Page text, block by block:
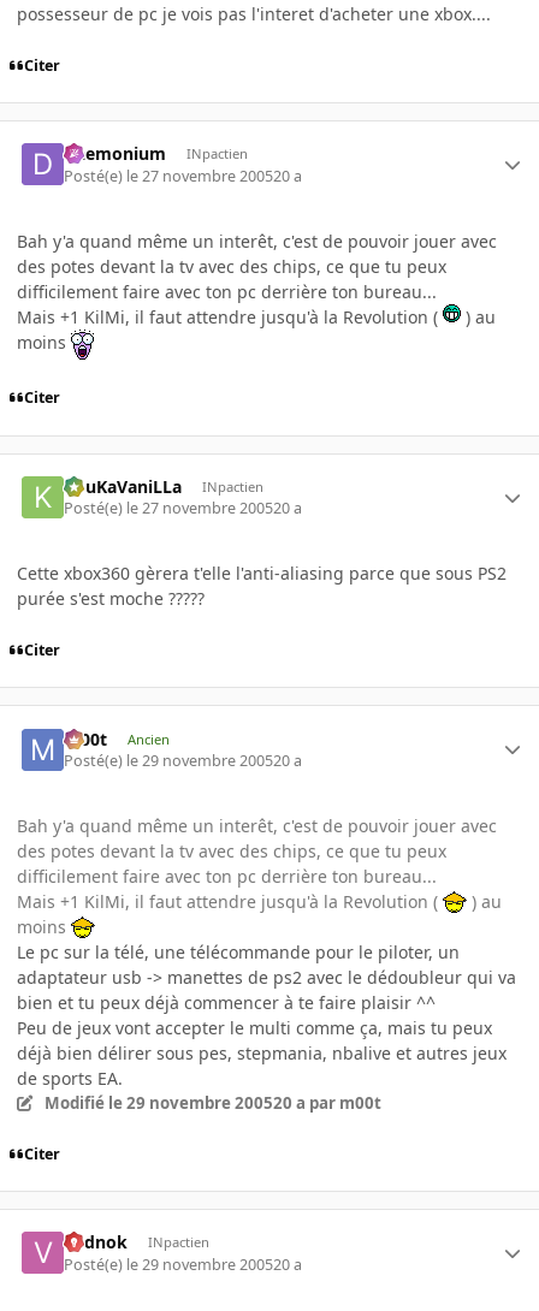
possesseur de pc je vois pas l'interet d'acheter une xbox....
Citer
Daemonium INpactien
Posté(e) le 27 novembre 200520 a
Bah y'a quand même un interêt, c'est de pouvoir jouer avec
des potes devant la tv avec des chips, ce que tu peux
difficilement faire avec ton pc derrière ton bureau...
Mais +1 KilMi, il faut attendre jusqu'à la Revolution (
) au
moins
Citer
KouKaVaniLLa INpactien
Posté(e) le 27 novembre 200520 a
Cette xbox360 gèrera t'elle l'anti-aliasing parce que sous PS2
purée s'est moche ?????
Citer
m00t Ancien
Posté(e) le 29 novembre 200520 a
Bah y'a quand même un interêt, c'est de pouvoir jouer avec
des potes devant la tv avec des chips, ce que tu peux
difficilement faire avec ton pc derrière ton bureau...
Mais +1 KilMi, il faut attendre jusqu'à la Revolution (
) au
moins
Le pc sur la télé, une télécommande pour le piloter, un
adaptateur usb -> manettes de ps2 avec le dédoubleur qui va
bien et tu peux déjà commencer à te faire plaisir ^^
Peu de jeux vont accepter le multi comme ça, mais tu peux
déjà bien délirer sous pes, stepmania, nbalive et autres jeux
de sports EA.
Modifié le 29 novembre 200520 a par m00t
Citer
vodnok INpactien
Posté(e) le 29 novembre 200520 a